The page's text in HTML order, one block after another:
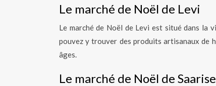
Le marché de Noël de Levi
Le marché de Noël de Levi est situé dans la
pouvez y trouver des produits artisanaux de
âges.
Le marché de Noël de